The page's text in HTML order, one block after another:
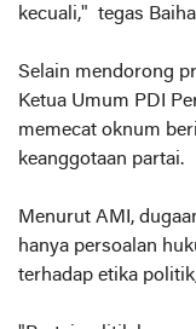
kecuali," tegas
Selain mendorong
Ketua Umum PDI
memecat oknum
keanggotaan partai.
Menurut AMI,
hanya persoalan
terhadap etika